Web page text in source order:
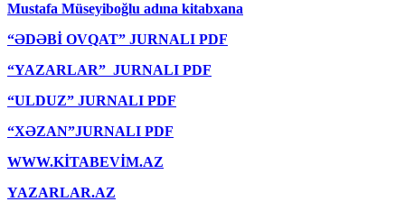
Mustafa Müseyiboğlu adına kitabxana
“ƏDƏBİ OVQAT” JURNALI PDF
“YAZARLAR” JURNALI PDF
“ULDUZ” JURNALI PDF
“XƏZAN”JURNALI PDF
WWW.KİTABEVİM.AZ
YAZARLAR.AZ